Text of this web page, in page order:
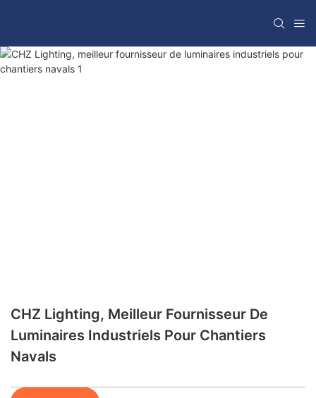
CHZ Lighting, Meilleur Fournisseur De
Luminaires Industriels Pour Chantiers
Navals